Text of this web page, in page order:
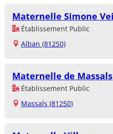
Maternelle Simone
Établissement Public
Alban (81250)
Maternelle de Massals
Établissement Public
Massals (81250)